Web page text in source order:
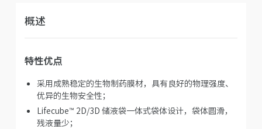
概述
特性优点
采用成熟稳定的生物制药膜材，具有良好的物理强度、
优异的生物安全性；
Lifecube™ 2D/3D 储液袋一体式袋体设计，袋体圆滑，
残液量少；